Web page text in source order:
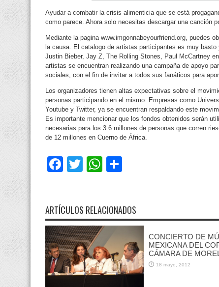
Ayudar a combatir la crisis alimenticia que se está
como parece. Ahora solo necesitas descargar una canción
Mediante la pagina www.imgonnabeyourfriend.org, puedes
la causa. El catalogo de artistas participantes es muy
Justin Bieber, Jay Z, The Rolling Stones, Paul McCartney
artistas se encuentran realizando una campaña de apoyo
sociales, con el fin de invitar a todos sus fanáticos para
Los organizadores tienen altas expectativas sobre el
personas participando en el mismo. Empresas como
Youtube y Twitter, ya se encuentran respaldando este
Es importante mencionar que los fondos obtenidos serán
necesarias para los 3.6 millones de personas que corren
de 12 millones en Cuerno de África.
Facebook
TwitterWhatsApp
ARTÍCULOS RELACIONADOS
CONCIERTO DE
MEXICANA DEL
CÁMARA DE
18 mayo, 2012